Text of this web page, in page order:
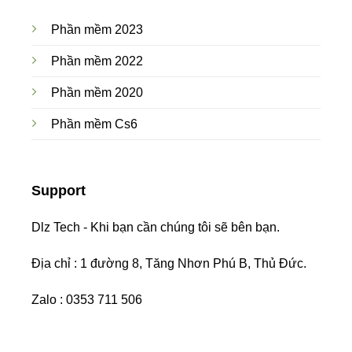
Phần mềm 2023
Phần mềm 2022
Phần mềm 2020
Phần mềm Cs6
Support
Dlz Tech - Khi bạn cần chúng tôi sẽ bên bạn.
Địa chỉ : 1 đường 8, Tăng Nhơn Phú B, Thủ Đức.
Zalo : 0353 711 506